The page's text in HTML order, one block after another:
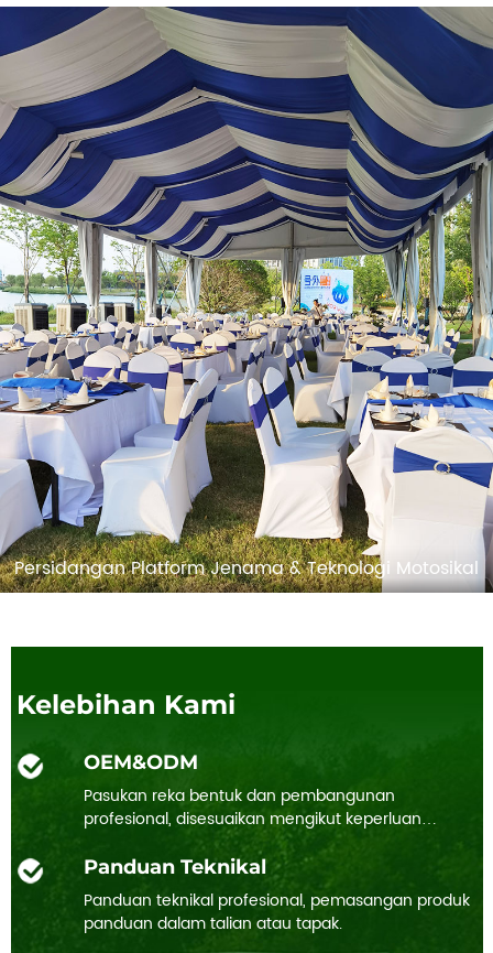
Persidangan Platform Jenama & Teknologi Motosikal
Kelebihan Kami
OEM&ODM
Pasukan reka bentuk dan pembangunan
profesional, disesuaikan mengikut keperluan
Panduan Teknikal
Panduan teknikal profesional, pemasangan produk
panduan dalam talian atau tapak.